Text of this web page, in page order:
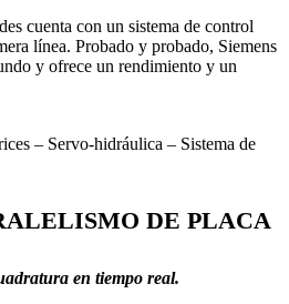
cuenta con un sistema de control
línea. Probado y probado, Siemens
y ofrece un rendimiento y un
DE PLACA
en tiempo real.